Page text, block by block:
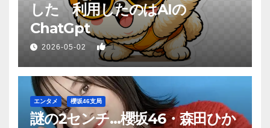
した 利用したのはAIの
ChatGpt
2026-05-02 1
エンタメ 櫻坂46支局
謎の2センチ…櫻坂46・森田ひか